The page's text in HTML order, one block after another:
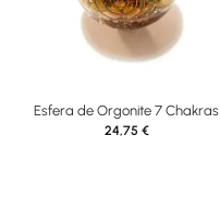
Esfera de Orgonite 7 Chakras
24,75 €